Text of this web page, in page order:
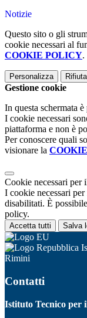
Notizie
Questo sito o gli
cookie necessari al
COOKIE POLICY.
Personalizza
Gestione cookie
In questa schermata
I cookie necessari
piattaforma e non è
Per conoscere quali
visionare la
Cookie necessari per
I cookie necessari
disabilitati. È
policy.
Accetta tutti Salva
Rimini
Contatti
Istituto Tecnico per